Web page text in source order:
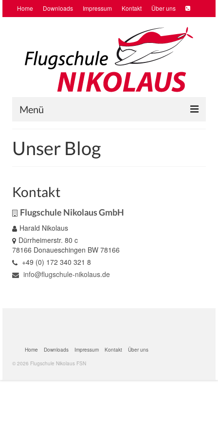
Home Downloads Impressum Kontakt Über uns
Menü
Ausbildung
Checkflüge VFR/IFR
Schnupperflug
Termine
Unser Blog
Kontakt
Flugschule Nikolaus GmbH
Harald Nikolaus
Dürrheimerstr. 80 c
78166 Donaueschingen BW 78166
+49 (0) 172 340 321 8
info@flugschule-nikolaus.de
Home Downloads Impressum Kontakt
Über uns
© 2026 Flugschule Nikolaus FSN